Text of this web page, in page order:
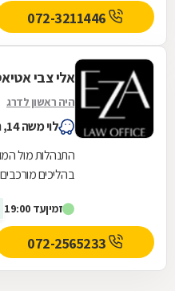
אלי צבי
היה ראשון לדרג
לוי משה 14, ראשון לציון
התנהלות מול
בהליכים
ליווי...זמיןעד 19:00